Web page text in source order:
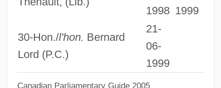
1998 1999
30-Hon./l'hon. Bernard
Lord (P.C.)
21-
06-
1999
Canadian Parliamentary Guide 2005
The Longest Day
The Long, Hot Summer 1958